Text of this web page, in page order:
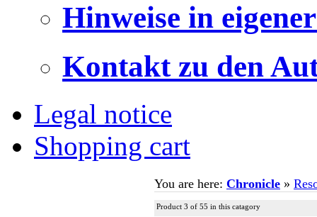
Hinweise in
Kontakt zu den
Legal notice
Shopping cart
You are here: Chronicle »
Product 3 of 55 in this catagory